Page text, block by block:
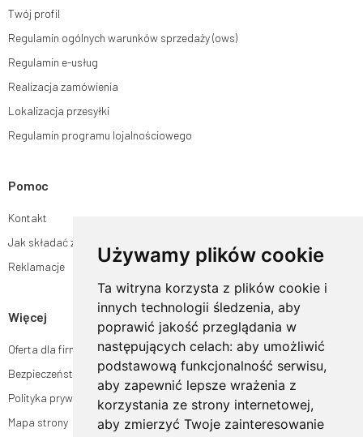
Używamy plików cookie
Ta witryna korzysta z plików cookie i
innych technologii śledzenia, aby
poprawić jakość przeglądania w
następujących celach: aby umożliwić
podstawową funkcjonalność serwisu,
aby zapewnić lepsze wrażenia z
korzystania ze strony internetowej,
aby zmierzyć Twoje zainteresowanie
Twój profil
Regulamin ogólnych warunków sprzedaży (ows)
Regulamin e-usług
Realizacja zamówienia
Lokalizacja przesyłki
Regulamin programu lojalnościowego
Pomoc
Kontakt
Jak składać zamówienia w sklepie ogrodyhildegardy.pl?
Reklamacje
Więcej
Oferta dla firm
Bezpieczeństwo płatności
Polityka prywatności
Mapa strony